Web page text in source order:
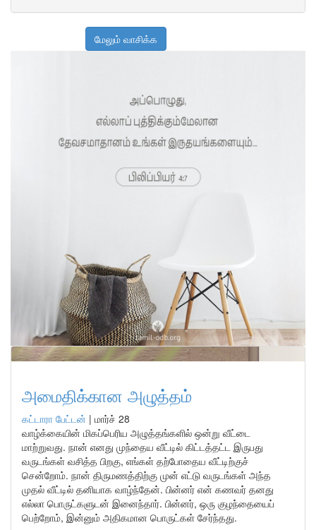
மேலும் வாசிக்க
அமைதிக்கான அழுத்தம்
கட்டாரா பேட்டன் | மார்ச் 28
வாழ்க்கையின் மிகப்பெரிய அழுத்தங்களில் ஒன்று வீட்டை
மாற்றுவது. நான் எனது முந்தைய வீட்டில் கிட்டத்தட்ட இருபது
வருடங்கள் வசித்த பிறகு, எங்கள் தற்போதைய வீட்டிற்குச்
சென்றோம். நான் திருமணத்திற்கு முன் எட்டு வருடங்கள் அந்த
முதல் வீட்டில் தனியாக வாழ்ந்தேன். பின்னர் என் கணவர் தனது
எல்லா பொருட்களுடன் இனைந்தார். பின்னர், ஒரு குழந்தையைப்
பெற்றோம், இன்னும் அதிகமான பொருட்கள் சேர்ந்தது.